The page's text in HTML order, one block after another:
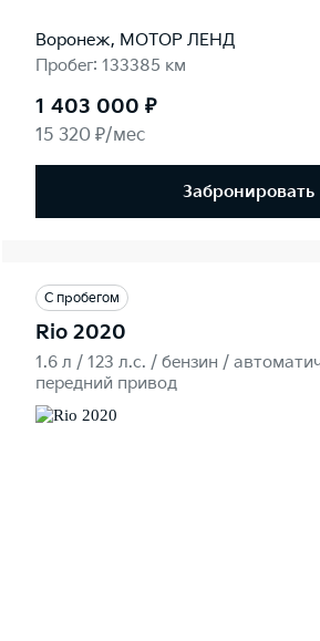
Воронеж, МОТОР ЛЕНД
Пробег: 133385 км
1 403 000 ₽
15 320 ₽/мес
Забронировать
С пробегом
Rio 2020
1.6 л / 123 л.c. / бензин /
передний привод